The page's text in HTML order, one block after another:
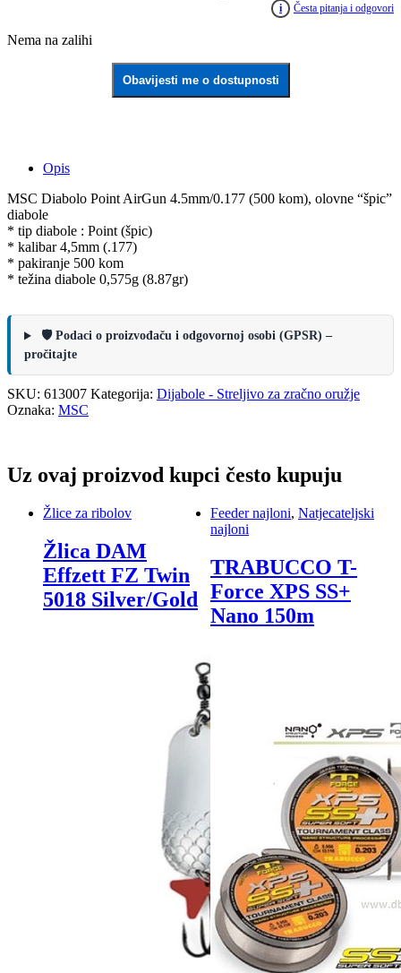
i
Česta pitanja i odgovori
Nema na zalihi
Obavijesti me o dostupnosti
Opis
MSC Diabolo Point AirGun 4.5mm/0.177 (500 kom), olovne “špic”
diabole
* tip diabole : Point (špic)
* kalibar 4,5mm (.177)
* pakiranje 500 kom
* težina diabole 0,575g (8.87gr)
🛡️ Podaci o proizvođaču i odgovornoj osobi (GPSR) –
pročitajte
SKU: 613007 Kategorija: Dijabole - Streljivo za zračno oružje
Oznaka: MSC
Uz ovaj proizvod kupci često kupuju
Žlice za ribolov
Žlica DAM
Effzett FZ Twin
5018 Silver/Gold
Feeder najloni, Natjecateljski
najloni
TRABUCCO T-
Force XPS SS+
Nano 150m